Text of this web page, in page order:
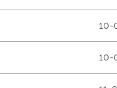
10-
10-